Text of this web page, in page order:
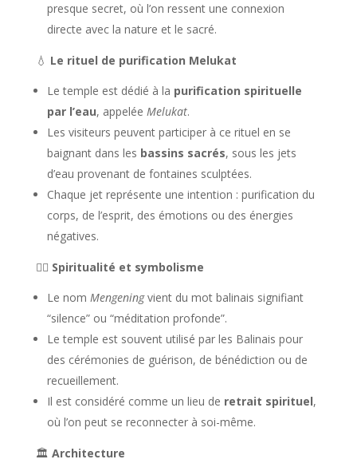
presque secret, où l’on ressent une connexion
directe avec la nature et le sacré.
💧 Le rituel de purification Melukat
Le temple est dédié à la purification spirituelle
par l’eau, appelée Melukat.
Les visiteurs peuvent participer à ce rituel en se
baignant dans les bassins sacrés, sous les jets
d’eau provenant de fontaines sculptées.
Chaque jet représente une intention : purification du
corps, de l’esprit, des émotions ou des énergies
négatives.
🧘‍♂️ Spiritualité et symbolisme
Le nom Mengeningvient du mot balinais signifiant
“silence” ou “méditation profonde”.
Le temple est souvent utilisé par les Balinais pour
des cérémonies de guérison, de bénédiction ou de
recueillement.
Il est considéré comme un lieu de retrait spirituel,
où l’on peut se reconnecter à soi-même.
🏛️ Architecture